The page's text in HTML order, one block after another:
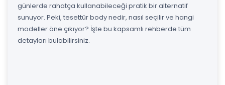
günlerde rahatça kullanabileceği pratik bir alternatif
sunuyor. Peki, tesettür body nedir, nasıl seçilir ve hangi
modeller öne çıkıyor? İşte bu kapsamlı rehberde tüm
detayları bulabilirsiniz.